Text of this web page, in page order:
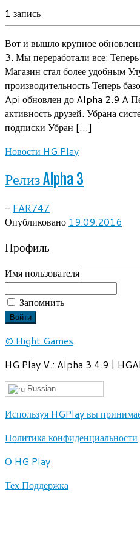
1 запись
Вот и вышло крупное
3. Мы переработали все:
Магазин стал более удобным
производительность Теперь
Api обновлен до Alpha 2.9 A
активность друзей. Убрана
подписки Убран […]
Новости HG Play
Релиз Alpha 3
- FAR747
Опубликовано 19.09.2016
Профиль
Имя пользователя
Запомнить
© Hight Games
HG Play V.: Alpha 3.4.9 |
Russian
Используя HGPlay вы
Политика конфиденциальности
О HG Play
Тех.Поддержка